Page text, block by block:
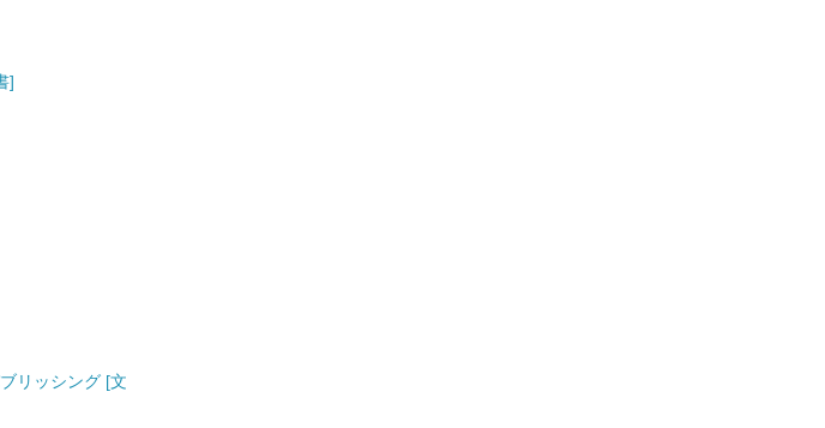
]
リッシング [文